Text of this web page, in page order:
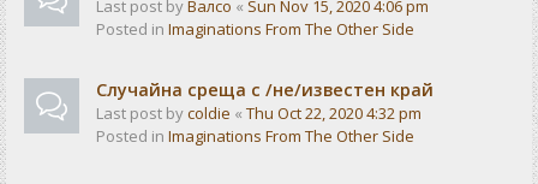
Last post byВалсо « Sun Nov 15, 2020 4:06 pm
Posted in Imaginations From The Other Side
Случайна среща с /не/известен край
Last post bycoldie « Thu Oct 22, 2020 4:32 pm
Posted in Imaginations From The Other Side